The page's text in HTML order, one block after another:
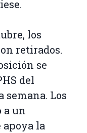
los
retirados.
se
del
semana. Los
a un
la